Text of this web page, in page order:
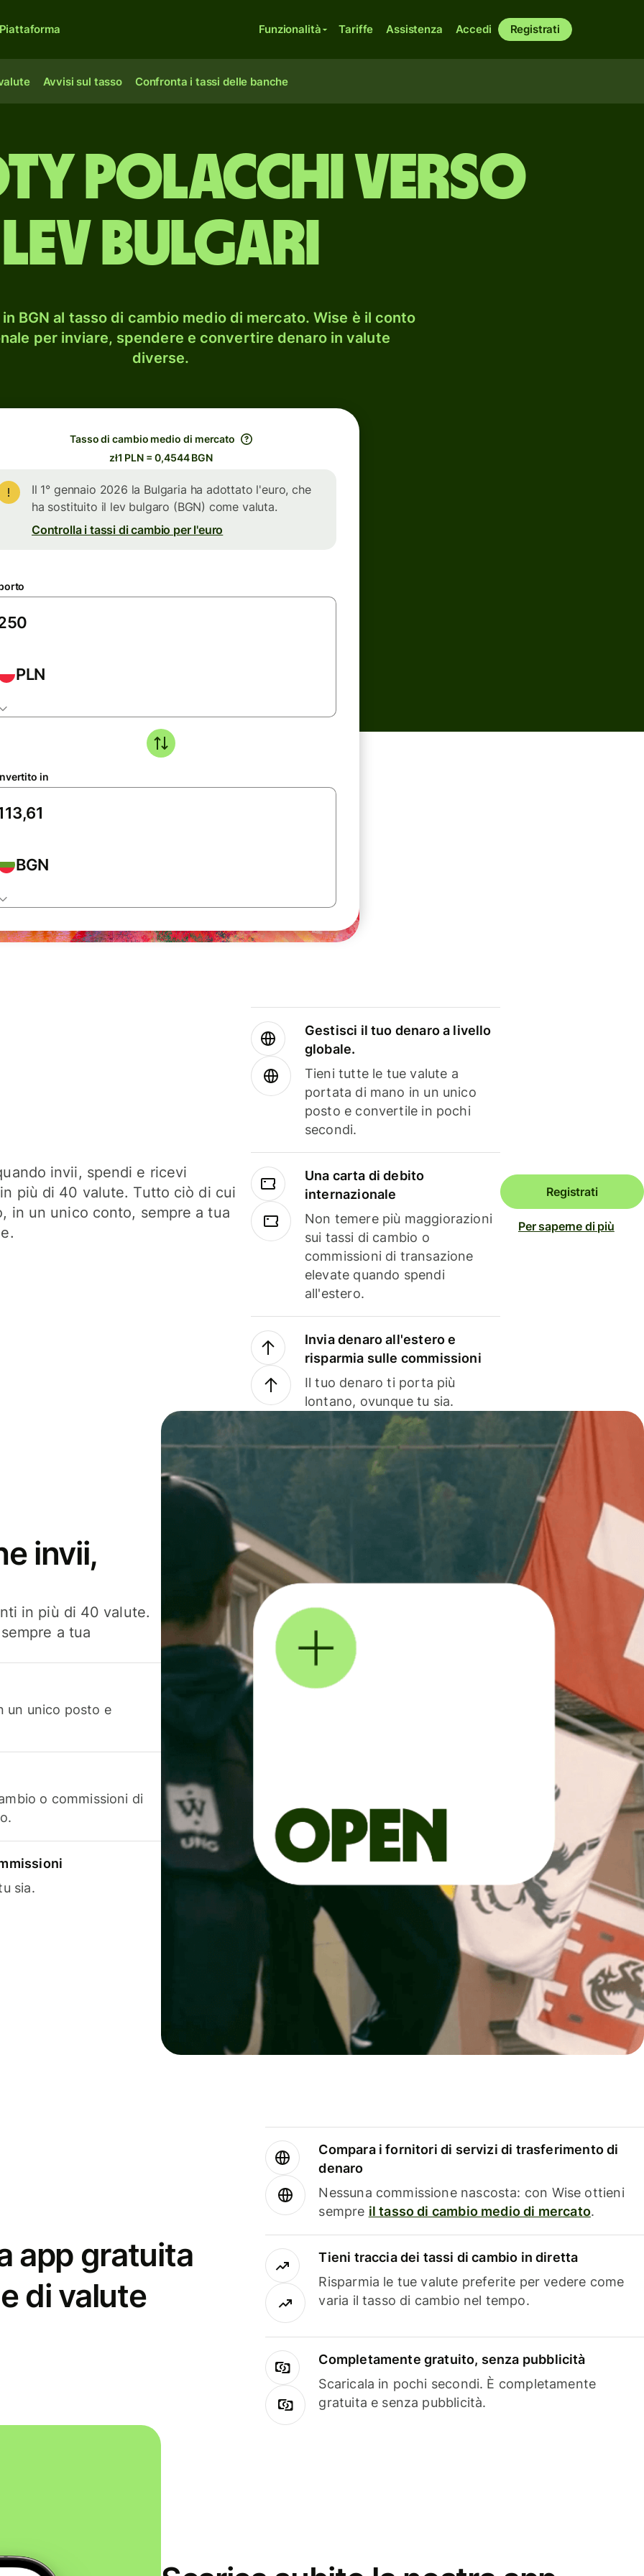
Funzionalità Tariffe Assistenza Accedi Registrati
Avvisi sul tasso Confronta i tassi delle banche
polacchi verso
lev bulgari
BGN al tasso di cambio medio di mercato. Wise è il conto
per inviare, spendere e convertire denaro in valute
diverse.
Tasso di cambio medio di mercato
zł1 PLN = 0,4544 BGN
Il 1° gennaio 2026 la Bulgaria ha adottato l'euro, che
ha sostituito il lev bulgaro (BGN) come valuta.
Controlla i tassi di cambio per l'euro
PLN
in
BGN
invii, spendi e ricevi
più di 40 valute. Tutto ciò di cui
in un unico conto, sempre a tua
Gestisci il tuo denaro a livello
globale.
Tieni tutte le tue valute a
portata di mano in un unico
posto e convertile in pochi
secondi.
Una carta di debito
internazionale
Non temere più maggiorazioni
sui tassi di cambio o
commissioni di transazione
elevate quando spendi
all'estero.
Invia denaro all'estero e
risparmia sulle commissioni
Il tuo denaro ti porta più
lontano, ovunque tu sia.
Registrati
Per saperne di più
invii,
in più di 40 valute.
a tua
un unico posto e
o commissioni di
sia.
app gratuita
di valute
Compara i fornitori di servizi di trasferimento di
denaro
Nessuna commissione nascosta: con Wise ottieni
sempre il tasso di cambio medio di mercato.
Tieni traccia dei tassi di cambio in diretta
Risparmia le tue valute preferite per vedere come
varia il tasso di cambio nel tempo.
Completamente gratuito, senza pubblicità
Scaricala in pochi secondi. È completamente
gratuita e senza pubblicità.